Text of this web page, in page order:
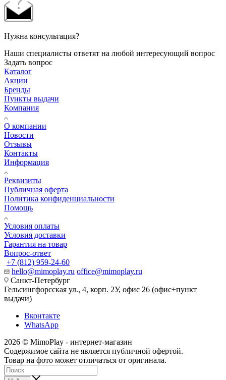
Нужна консультация?
Наши специалисты ответят на любой интересующий вопрос
Задать вопрос
Каталог
Акции
Бренды
Пункты выдачи
Компания
О компании
Новости
Отзывы
Контакты
Информация
Реквизиты
Публичная оферта
Политика конфиденциальности
Помощь
Условия оплаты
Условия доставки
Гарантия на товар
Вопрос-ответ
+7 (812) 959-24-60
hello@mimoplay.ru office@mimoplay.ru
Санкт-Петербург
Гельсингфорсская ул., 4, корп. 2У, офис 26 (офис+пункт
выдачи)
Вконтакте
WhatsApp
2026 © MimoPlay - интернет-магазин
Содержимое сайта не является публичной офертой.
Товар на фото может отличаться от оригинала.